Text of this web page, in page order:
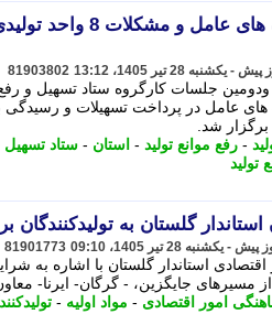
عملکرد بانک های
81903802
ودومین جلسات کارگروه ستاد تسهیل و رفع
های عامل در پرداخت تسهیلات و
- رفع موانع تولید - استان - ستاد تسهیل
تولید
گلستان به تولیدکنندگان
81901773
استاندار گلستان با اشاره به
از مسیرهای جایگزین، - گرگان- ایرنا-
امور اقتصادی - مواد اولیه -